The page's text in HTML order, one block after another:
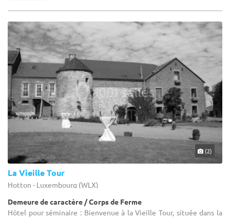
(2)
La Vieille Tour
Hotton - Luxembourg (WLX)
Demeure de caractère / Corps de Ferme
Hôtel pour séminaire : Bienvenue à la Vieille Tour, située dans la